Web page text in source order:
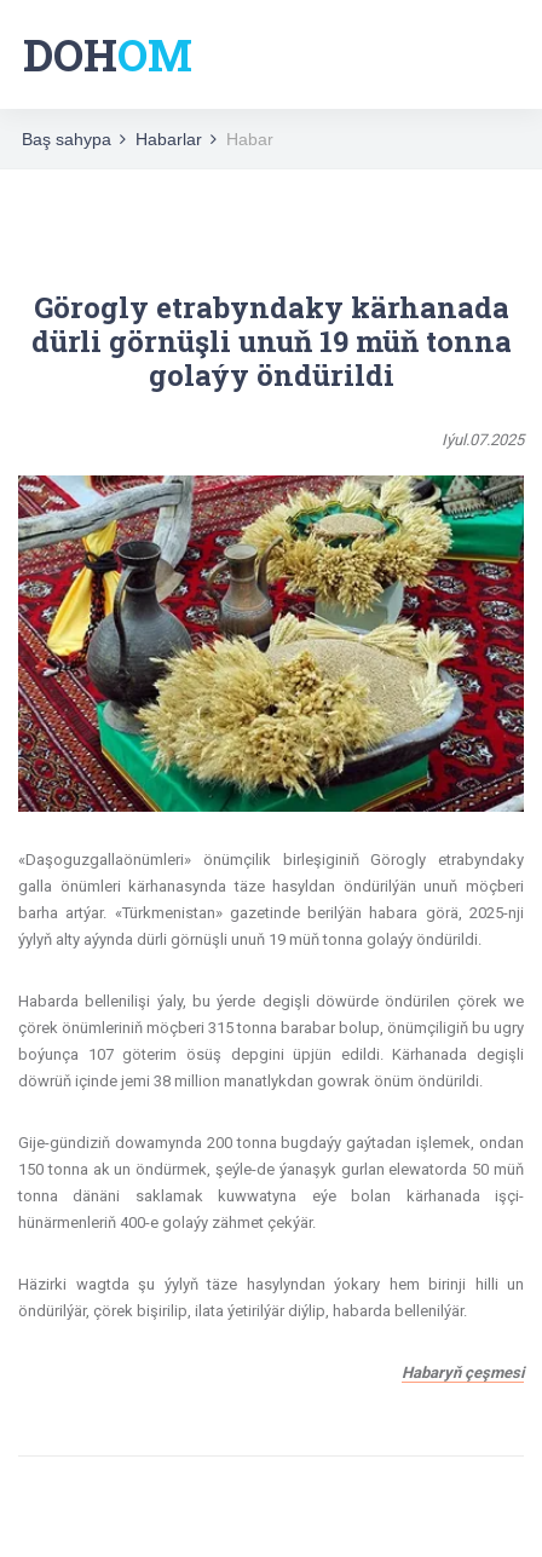
DOHOM
Baş sahypa Habarlar Habar
Görogly etrabyndaky kärhanada
dürli görnüşli unuň 19 müň tonna
golaýy öndürildi
Iýul.07.2025
«Daşoguzgallaönümleri» önümçilik birleşiginiň Görogly etrabyndaky
galla önümleri kärhanasynda täze hasyldan öndürilýän unuň möçberi
barha artýar. «Türkmenistan» gazetinde berilýän habara görä, 2025-nji
ýylyň alty aýynda dürli görnüşli unuň 19 müň tonna golaýy öndürildi.
Habarda bellenilişi ýaly, bu ýerde degişli döwürde öndürilen çörek we
çörek önümleriniň möçberi 315 tonna barabar bolup, önümçiligiň bu ugry
boýunça 107 göterim ösüş depgini üpjün edildi. Kärhanada degişli
döwrüň içinde jemi 38 million manatlykdan gowrak önüm öndürildi.
Gije-gündiziň dowamynda 200 tonna bugdaýy gaýtadan işlemek, ondan
150 tonna ak un öndürmek, şeýle-de ýanaşyk gurlan elewatorda 50 müň
tonna dänäni saklamak kuwwatyna eýe bolan kärhanada işçi-
hünärmenleriň 400-e golaýy zähmet çekýär.
Häzirki wagtda şu ýylyň täze hasylyndan ýokary hem birinji hilli un
öndürilýär, çörek bişirilip, ilata ýetirilýär diýlip, habarda bellenilýär.
Habaryň çeşmesi